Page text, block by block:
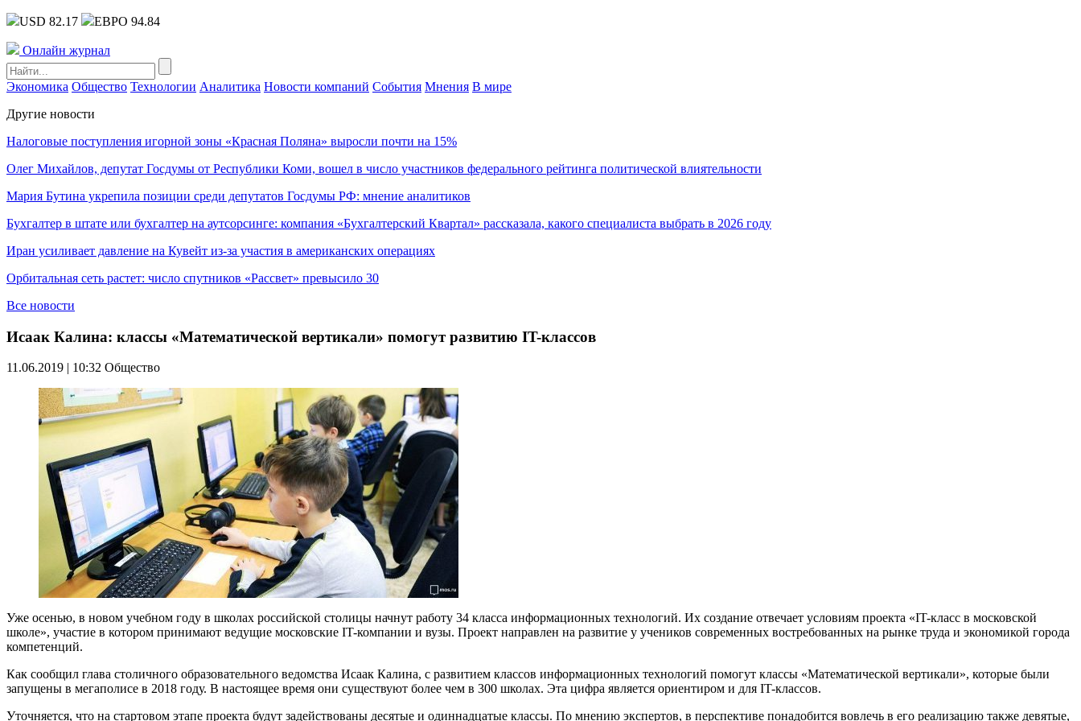
USD 82.17 ЕВРО 94.84
Онлайн журнал
Экономика Общество Технологии Аналитика Новости компаний События Мнения В мире
Другие новости
Налоговые поступления игорной зоны «Красная Поляна» выросли почти на 15%
Олег Михайлов, депутат Госдумы от Республики Коми, вошел в число участников федерального рейтинга политической влиятельности
Мария Бутина укрепила позиции среди депутатов Госдумы РФ: мнение аналитиков
Бухгалтер в штате или бухгалтер на аутсорсинге: компания «Бухгалтерский Квартал» рассказала, какого специалиста выбрать в 2026 году
Иран усиливает давление на Кувейт из-за участия в американских операциях
Орбитальная сеть растет: число спутников «Рассвет» превысило 30
Все новости
Исаак Калина: классы «Математической вертикали» помогут развитию IT-классов
11.06.2019 | 10:32 Общество
Уже осенью, в новом учебном году в школах российской столицы начнут работу 34 класса информационных технологий. Их создание отвечает условиям проекта «IT-класс в московской
школе», участие в котором принимают ведущие московские IT-компании и вузы. Проект направлен на развитие у учеников современных востребованных на рынке труда и экономикой города
компетенций.
Как сообщил глава столичного образовательного ведомства Исаак Калина, с развитием классов информационных технологий помогут классы «Математической вертикали», которые были
запущены в мегаполисе в 2018 году. В настоящее время они существуют более чем в 300 школах. Эта цифра является ориентиром и для IT-классов.
Уточняется, что на стартовом этапе проекта будут задействованы десятые и одиннадцатые классы. По мнению экспертов, в перспективе понадобится вовлечь в его реализацию также девятые,